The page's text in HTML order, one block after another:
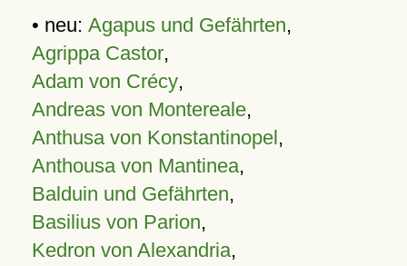
• neu: Agapus und Gefährten,
Agrippa Castor,
Adam von Crécy,
Andreas von Montereale,
Anthusa von Konstantinopel,
Anthousa von Mantinea,
Balduin und Gefährten,
Basilius von Parion,
Kedron von Alexandria,